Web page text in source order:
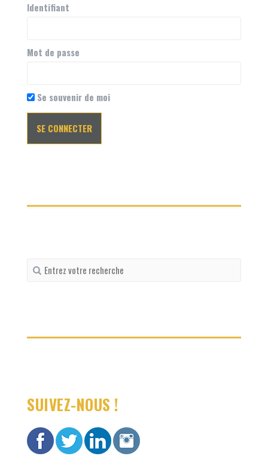
Identifiant
Mot de passe
Se souvenir de moi
Recherche
pour
SUIVEZ-NOUS !